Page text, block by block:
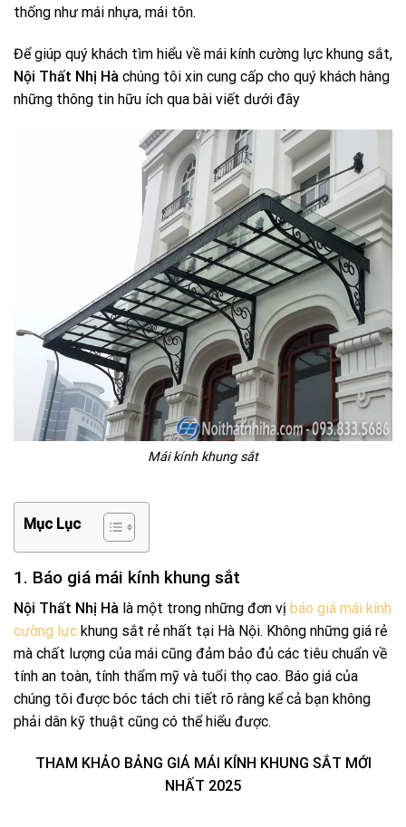
thống như mái nhựa, mái tôn.
Để giúp quý khách tìm hiểu về mái kính cường lực khung sắt,
Nội Thất Nhị Hà chúng tôi xin cung cấp cho quý khách hàng
những thông tin hữu ích qua bài viết dưới đây
Mái kính khung sắt
Mục Lục
1. Báo giá mái kính khung sắt
Nội Thất Nhị Hà là một trong những đơn vị báo giá mái kính
cường lực khung sắt rẻ nhất tại Hà Nội. Không những giá rẻ
mà chất lượng của mái cũng đảm bảo đủ các tiêu chuẩn về
tính an toàn, tính thẩm mỹ và tuổi thọ cao. Báo giá của
chúng tôi được bóc tách chi tiết rõ ràng kể cả bạn không
phải dân kỹ thuật cũng có thể hiểu được.
THAM KHẢO BẢNG GIÁ MÁI KÍNH KHUNG SẮT MỚI
NHẤT 2025